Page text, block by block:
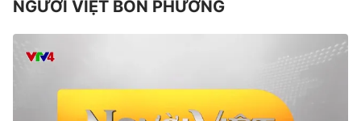
NGƯỜI VIỆT BỐN PHƯƠNG